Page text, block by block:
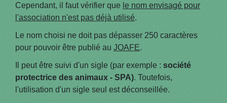
Cependant, il faut vérifier que le nom envisagé pour
l'association n'est pas déjà utilisé.
Le nom choisi ne doit pas dépasser 250 caractères
pour pouvoir être publié au JOAFE.
Il peut être suivi d'un sigle (par exemple : société
protectrice des animaux - SPA). Toutefois,
l'utilisation d'un sigle seul est déconseillée.